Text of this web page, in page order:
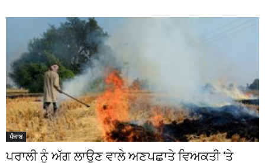
ਪੰਜਾਬ
ਪਰਾਲੀ ਨੂੰ ਅੱਗ ਲਾਉਣ ਵਾਲੇ ਅਣਪਛਾਤੇ ਵਿਅਕਤੀ ‘ਤੇ